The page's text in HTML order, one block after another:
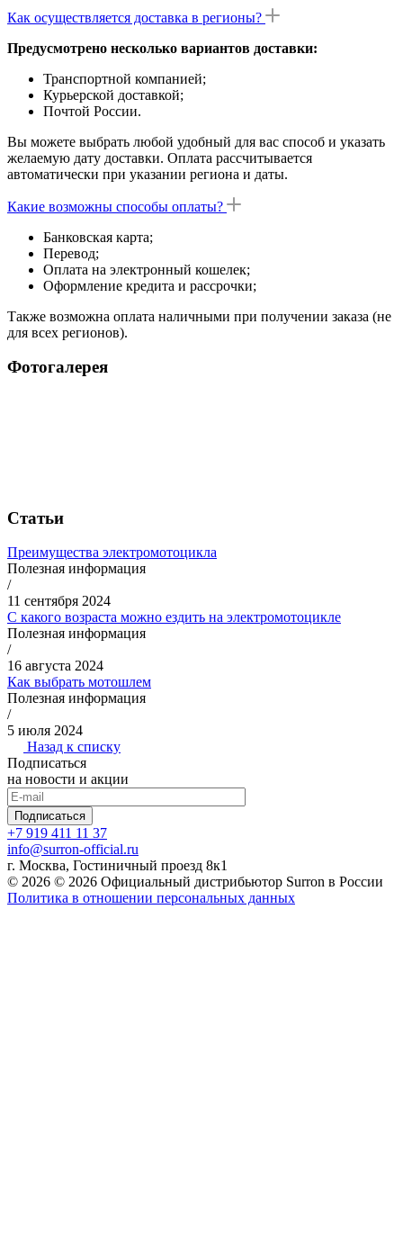
Как осуществляется доставка в регионы?
Предусмотрено несколько вариантов доставки:
Транспортной компанией;
Курьерской доставкой;
Почтой России.
Вы можете выбрать любой удобный для вас способ и указать
желаемую дату доставки. Оплата рассчитывается
автоматически при указании региона и даты.
Какие возможны способы оплаты?
Банковская карта;
Перевод;
Оплата на электронный кошелек;
Оформление кредита и рассрочки;
Также возможна оплата наличными при получении заказа (не
для всех регионов).
Фотогалерея
Статьи
Преимущества электромотоцикла
Полезная информация
/
11 сентября 2024
С какого возраста можно ездить на электромотоцикле
Полезная информация
/
16 августа 2024
Как выбрать мотошлем
Полезная информация
/
5 июля 2024
Назад к списку
Подписаться
на новости и акции
Подписаться
+7 919 411 11 37
info@surron-official.ru
г. Москва, Гостиничный проезд 8к1
© 2026 © 2026 Официальный дистрибьютор Surron в России
Политика в отношении персональных данных